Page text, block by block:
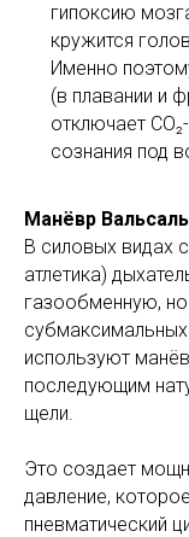
гипоксию
кружится
Именно
(в плавании и
отключает
сознания под
Манёвр
В силовых видах
атлетика)
газообменную,
субмаксимальных
используют
последующим
щели.
Это создает
давление,
пневматический